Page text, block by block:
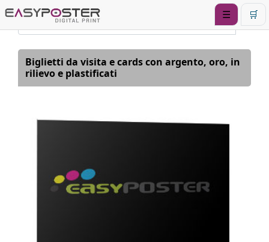
☰ 🛒
Biglietti da visita e cards con argento, oro, in
rilievo e plastificati